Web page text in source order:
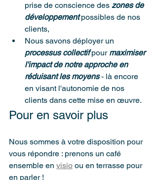
prise de conscience des zones de
développement possibles de nos
clients,
Nous savons déployer un
processus collectif pour maximiser
l'impact de notre approche en
réduisant les moyens - là encore
en visant l'autonomie de nos
clients dans cette mise en œuvre.
Pour en savoir plus
Nous sommes à votre disposition pour
vous répondre : prenons un café
ensemble en visio ou en terrasse pour
en parler !